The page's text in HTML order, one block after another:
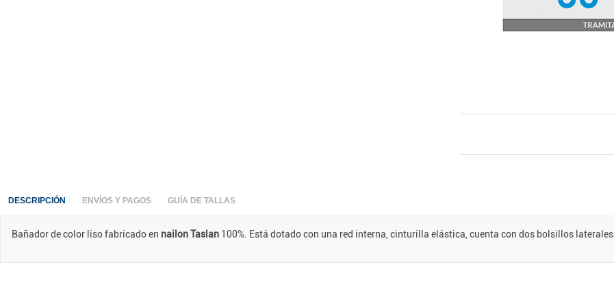
DESCRIPCIÓN ENVÍOS Y PAGOS GUÍA DE TALLAS
Bañador de color liso fabricado en nailon Taslan 100%. Está dotado con una red interna, cinturilla elástica, cuenta con dos bolsillos laterales